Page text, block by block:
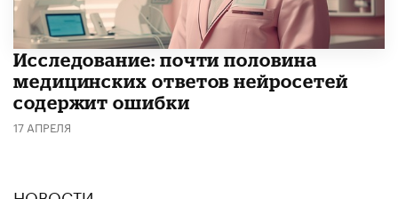
Исследование: почти половина
медицинских ответов нейросетей
содержит ошибки
17 АПРЕЛЯ